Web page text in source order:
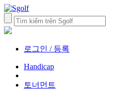
로그인 / 등록
Handicap
토너먼트